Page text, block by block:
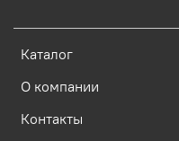
Каталог
О компании
Контакты